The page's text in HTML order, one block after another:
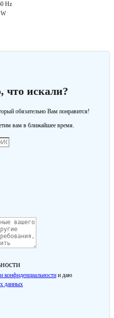
Hz
что искали?
обязательно Вам понравится!
вам в ближайшее время.
конфиденциальности и даю
данных